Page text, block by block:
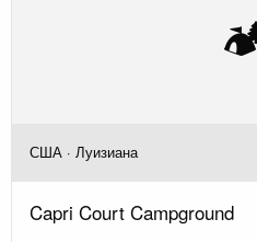
США · Луизиана
Capri Court Campground